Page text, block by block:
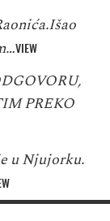
VIEW
PREKO
u Njujorku.